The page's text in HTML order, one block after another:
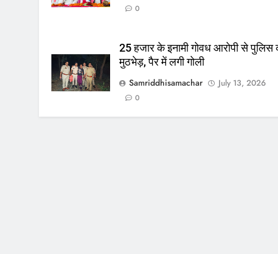
0
25 हजार के इनामी गोवध आरोपी से पुलिस
मुठभेड़, पैर में लगी गोली
Samriddhisamachar
July 13, 2026
0